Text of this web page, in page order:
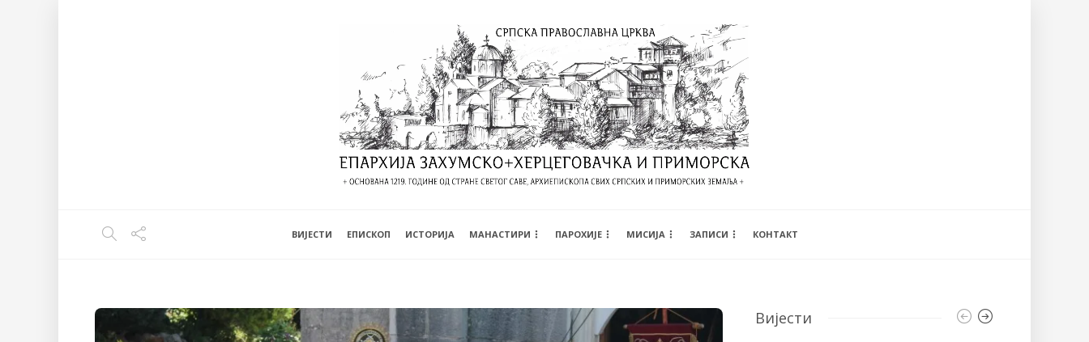
ВИЈЕСТИ EПИСКОП ИСТОРИЈА МАНАСТИРИ ПАРОХИЈЕ МИСИЈА ЗАПИСИ КОНТАКТ
Вијести